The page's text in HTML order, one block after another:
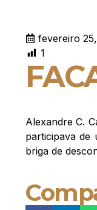
fevereiro
1
Alexandre C.
participava de
briga de